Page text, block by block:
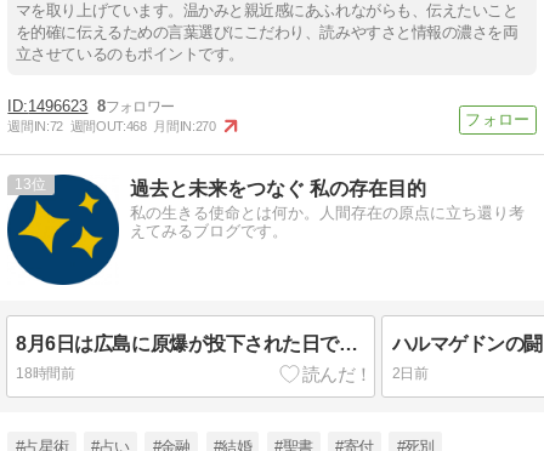
マを取り上げています。温かみと親近感にあふれながらも、伝えたいこと
を的確に伝えるための言葉選びにこだわり、読みやすさと情報の濃さを両
立させているのもポイントです。
1496623 8
週間IN:72 週間OUT:468 月間IN:270
13 過去と未来をつなぐ 私の存在目的
私の生きる使命とは何か。人間存在の原点に立ち還り考
えてみるブログです。
8月6日は広島に原爆が投下された日でした｜原爆慰霊碑ことばの曖昧さを考える
18時間前
ハルマゲドンの
2日前
#占星術 #占い #金融 #結婚 #聖書 #寄付 #死別